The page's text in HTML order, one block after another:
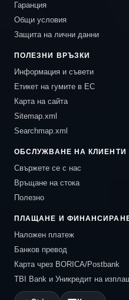
Гаранция
Общи условия
Защита на лични данни
ПОЛЕЗНИ ВРЪЗКИ
Информация и съвети
Етикет на гумите в ЕС
Карта на сайта
Sitemap.xml
Searchmap.xml
ОБСЛУЖВАНЕ НА КЛИЕНТИ
Свържете се с нас
Връщане на стока
Полезно
ПЛАЩАНЕ И
Наложен платеж
Банков превод
Карта чрез BORICA/Postbank
TBI Bank и Уникредит на